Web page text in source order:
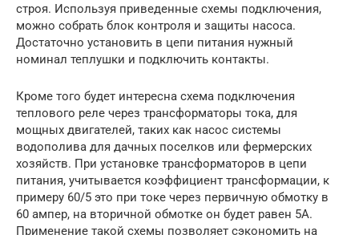
строя. Используя приведенные схемы подключения,
можно собрать блок контроля и защиты насоса.
Достаточно установить в цепи питания нужный
номинал теплушки и подключить контакты.
Кроме того будет интересна схема подключения
теплового реле через трансформаторы тока, для
мощных двигателей, таких как насос системы
водополива для дачных поселков или фермерских
хозяйств. При установке трансформаторов в цепи
питания, учитывается коэффициент трансформации, к
примеру 60/5 это при токе через первичную обмотку в
60 ампер, на вторичной обмотке он будет равен 5А.
Применение такой схемы позволяет сэкономить на